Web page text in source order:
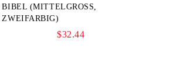
BIBEL (MITTELGROSS, Z
WEIFARBIG)
$32.44